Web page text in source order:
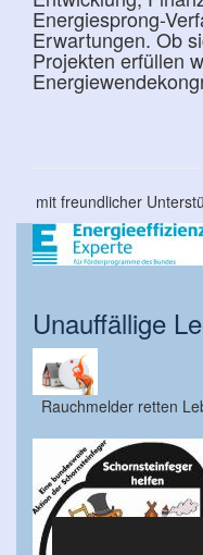
Energiesprong-
Erwartungen. Ob
Projekten erfüllen
mit freundlicher
Unauffällige
Rauchmelder retten